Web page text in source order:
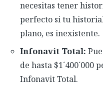
necesitas tener
perfecto si tu
plano, es inexistente.
Infonavit Total:
de hasta $1´400´000
Infonavit Total.